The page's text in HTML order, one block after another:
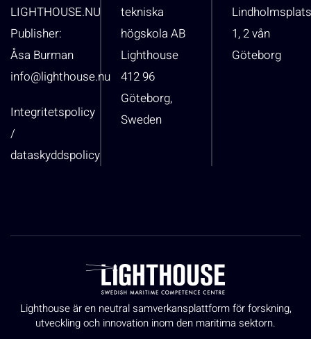
LIGHTHOUSE.NU
Publisher:
Åsa Burman
info@lighthouse.nu
Integritetspolicy
/
dataskyddspolicy
tekniska
högskola AB
Lighthouse
412 96
Göteborg,
Sweden
1, 2 vån
Göteborg
Lighthouse är en neutral samverkansplattform för forskning,
utveckling och innovation inom den maritima sektorn.